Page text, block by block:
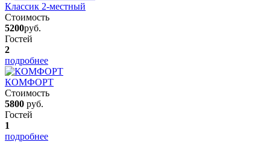
Классик 2-местный
Стоимость
5200руб.
Гостей
2
подробнее
КОМФОРТ
Стоимость
5800 руб.
Гостей
1
подробнее